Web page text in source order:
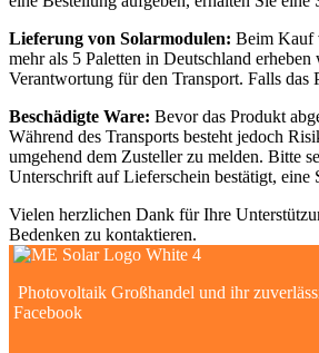
Lieferung von Solarmodulen: Beim Kauf
mehr als 5 Paletten in Deutschland
Verantwortung für den Transport. Falls
Beschädigte Ware: Bevor das Produkt
Während des Transports besteht jedoch
umgehend dem Zusteller zu melden. Bitte
Unterschrift auf Lieferschein bestätigt, eine
Vielen herzlichen Dank für Ihre
Bedenken zu kontaktieren. ​
Photovoltaik Großhandel und ihr
Facebook